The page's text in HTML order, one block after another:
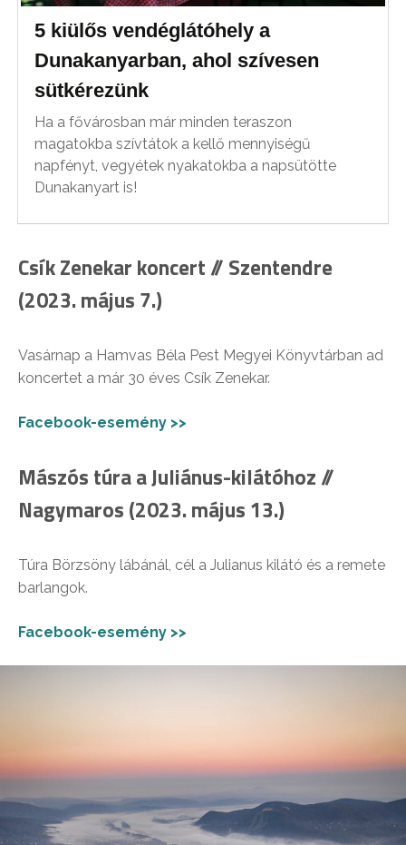
5 kiülős vendéglátóhely a
Dunakanyarban, ahol szívesen
sütkérezünk
Ha a fővárosban már minden teraszon
magatokba szívtátok a kellő mennyiségű
napfényt, vegyétek nyakatokba a napsütötte
Dunakanyart is!
Csík Zenekar koncert // Szentendre
(2023. május 7.)
Vasárnap a Hamvas Béla Pest Megyei Könyvtárban ad
koncertet a már 30 éves Csík Zenekar.
Facebook-esemény >>
Mászós túra a Juliánus-kilátóhoz //
Nagymaros (2023. május 13.)
Túra Börzsöny lábánál, cél a Julianus kilátó és a remete
barlangok.
Facebook-esemény >>